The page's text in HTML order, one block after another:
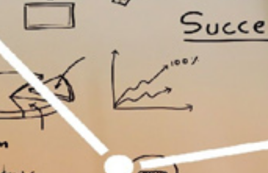
اخبار
مشاغل
ما